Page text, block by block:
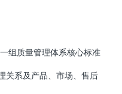
组质量管理体系核心标准
关系及产品、市场、售后